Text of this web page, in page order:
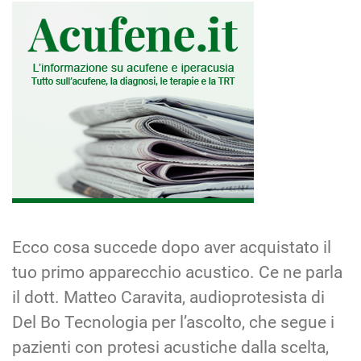
Ecco cosa succede dopo aver acquistato il
tuo primo apparecchio acustico. Ce ne parla
il dott. Matteo Caravita, audioprotesista di
Del Bo Tecnologia per l’ascolto, che segue i
pazienti con protesi acustiche dalla scelta,